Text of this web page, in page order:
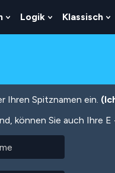
Show
Submenu
Logik
Show
Submenu
Klassisch
Ihren Spitznamen ein.
können Sie auch Ihre